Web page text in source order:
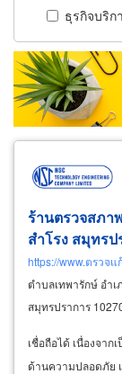
ธุรกิจบริก
ร้านตรวจสภา
สำโรง สมุทรป
https://www.ตรวจ
ตำบลเทพารักษ์ อำเ
สมุทรปราการ
เชื่อถือได้ เนื่องจาก
ด้านความปลอดภัย